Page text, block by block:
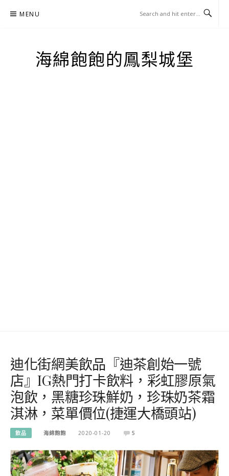
MENU
海綿飽飽的鳳梨城堡
迪化街網美飲品『迪茶創始一號
店』IG熱門打卡飲料，彩虹膠原氣
泡飲，黑糖珍珠鮮奶，珍珠奶茶霜
淇淋，菜單價位(捷運大橋頭站)
飲品 海綿飽飽 2020-01-20 5